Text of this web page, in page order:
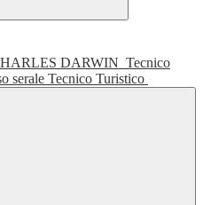
DARWIN Tecnico
serale Tecnico Turistico